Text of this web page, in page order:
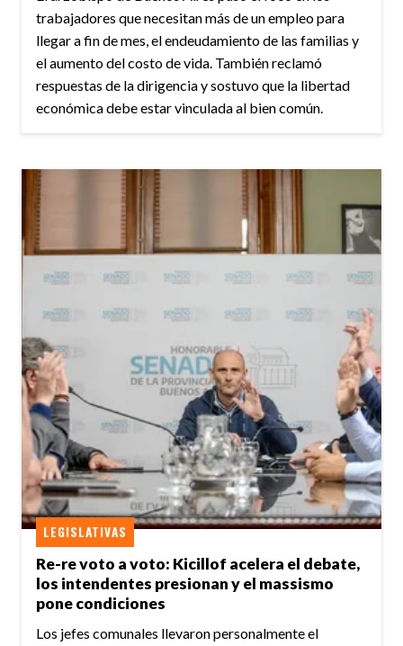
trabajadores que necesitan más de un empleo para
llegar a fin de mes, el endeudamiento de las familias y
el aumento del costo de vida. También reclamó
respuestas de la dirigencia y sostuvo que la libertad
económica debe estar vinculada al bien común.
Re-re voto a voto: Kicillof acelera el debate,
los intendentes presionan y el massismo
pone condiciones
LEGISLATIVAS
Los jefes comunales llevaron personalmente el